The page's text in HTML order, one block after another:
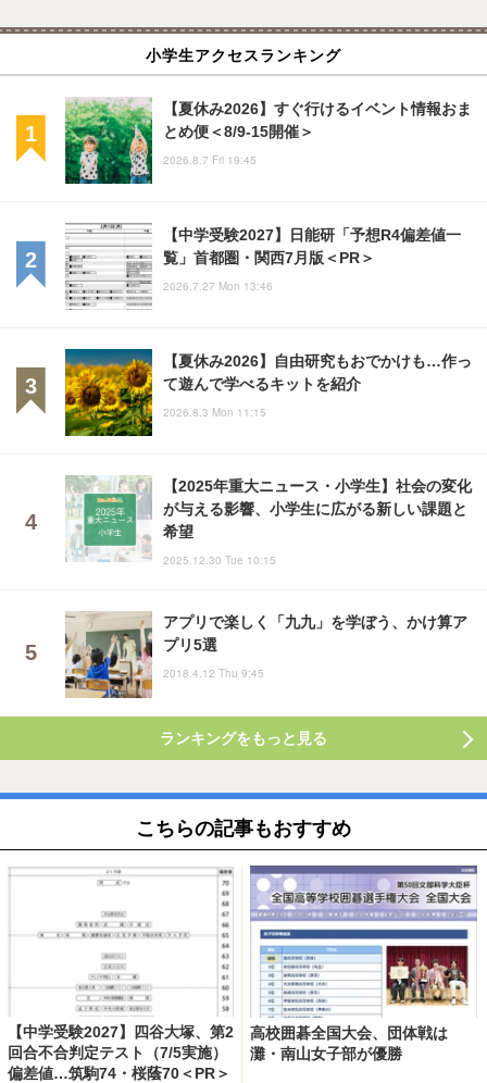
小学生アクセスランキング
【夏休み2026】すぐ行けるイベント情報おま
とめ便＜8/9-15開催＞
2026.8.7 Fri 19:45
【中学受験2027】日能研「予想R4偏差値一
覧」首都圏・関西7月版＜PR＞
2026.7.27 Mon 13:46
【夏休み2026】自由研究もおでかけも…作っ
て遊んで学べるキットを紹介
2026.8.3 Mon 11:15
【2025年重大ニュース・小学生】社会の変化
が与える影響、小学生に広がる新しい課題と
希望
2025.12.30 Tue 10:15
アプリで楽しく「九九」を学ぼう、かけ算ア
プリ5選
2018.4.12 Thu 9:45
ランキングをもっと見る
こちらの記事もおすすめ
【中学受験2027】四谷大塚、第2
回合不合判定テスト（7/5実施）
偏差値…筑駒74・桜蔭70＜PR＞
高校囲碁全国大会、団体戦は
灘・南山女子部が優勝